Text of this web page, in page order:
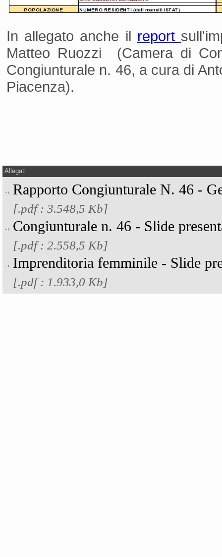
In allegato anche il report
Matteo Ruozzi (Camera di
Congiunturale n. 46, a cura di
Piacenza).
Allegati
Rapporto Congiunturale N. 46 -
[.pdf : 3.548,5 Kb]
Congiunturale n. 46 - Slide
[.pdf : 2.558,5 Kb]
Imprenditoria femminile - Slide
[.pdf : 1.933,0 Kb]